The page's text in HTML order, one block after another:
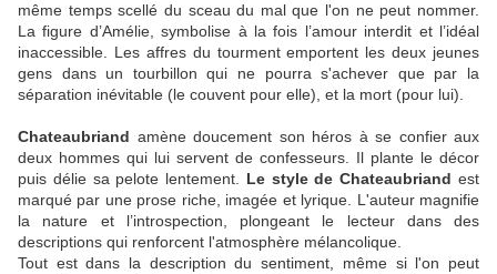
même temps scellé du sceau du mal que l'on ne peut nommer.
La figure d’Amélie, symbolise à la fois l’amour interdit et l’idéal
inaccessible. Les affres du tourment emportent les deux jeunes
gens dans un tourbillon qui ne pourra s'achever que par la
séparation inévitable (le couvent pour elle), et la mort (pour lui).
Chateaubriand amène doucement son héros à se confier aux
deux hommes qui lui servent de confesseurs. Il plante le décor
puis délie sa pelote lentement. Le style de Chateaubriand est
marqué par une prose riche, imagée et lyrique. L'auteur magnifie
la nature et l’introspection, plongeant le lecteur dans des
descriptions qui renforcent l'atmosphère mélancolique.
Tout est dans la description du sentiment, même si l'on peut